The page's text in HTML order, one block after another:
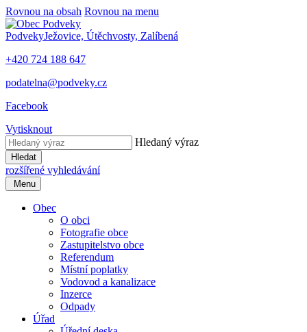
Rovnou na obsah Rovnou na menu
PodvekyJežovice, Útěchvosty, Zalíbená
+420 724 188 647
podatelna@podveky.cz
Facebook
Vytisknout
Hledaný výraz
Hledat
rozšířené vyhledávání
Menu
Obec
O obci
Fotografie obce
Zastupitelstvo obce
Referendum
Místní poplatky
Vodovod a kanalizace
Inzerce
Odpady
Úřad